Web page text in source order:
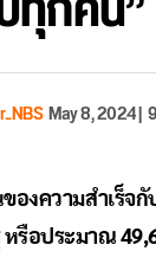
May 8, 2024|
องความสำเร็จกั
หรือประมาณ